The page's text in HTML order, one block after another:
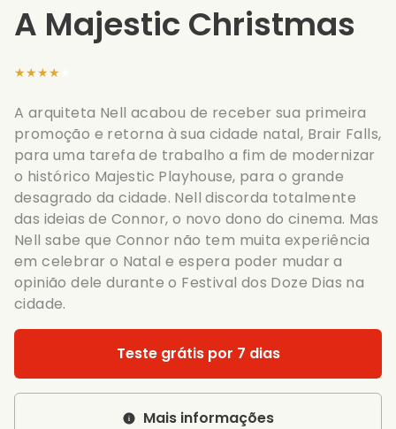
A Majestic Christmas
★★★★★
A arquiteta Nell acabou de receber sua primeira
promoção e retorna à sua cidade natal, Brair Falls,
para uma tarefa de trabalho a fim de modernizar
o histórico Majestic Playhouse, para o grande
desagrado da cidade. Nell discorda totalmente
das ideias de Connor, o novo dono do cinema. Mas
Nell sabe que Connor não tem muita experiência
em celebrar o Natal e espera poder mudar a
opinião dele durante o Festival dos Doze Dias na
cidade.
Teste grátis por 7 dias
Mais informações